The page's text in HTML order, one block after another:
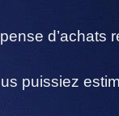
d’achats
puissiez